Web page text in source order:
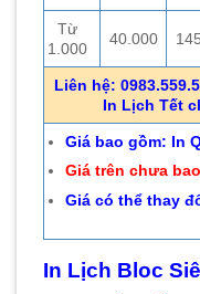
Từ
1.000
40.000
Liên hệ:
In Lịch Tết
Giá bao gồm: In
Giá trên chưa
Giá có thể thay
In Lịch Bloc